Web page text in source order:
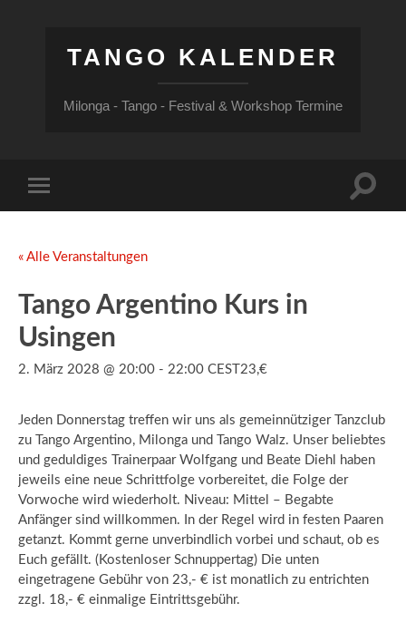
TANGO KALENDER
Milonga - Tango - Festival & Workshop Termine
Menü
« Alle Veranstaltungen
Tango Argentino Kurs in
Usingen
2. März 2028 @ 20:00 - 22:00 CEST 23,€
Jeden Donnerstag treffen wir uns als gemeinnütziger Tanzclub
zu Tango Argentino, Milonga und Tango Walz. Unser beliebtes
und geduldiges Trainerpaar Wolfgang und Beate Diehl haben
jeweils eine neue Schrittfolge vorbereitet, die Folge der
Vorwoche wird wiederholt. Niveau: Mittel – Begabte
Anfänger sind willkommen. In der Regel wird in festen Paaren
getanzt. Kommt gerne unverbindlich vorbei und schaut, ob es
Euch gefällt. (Kostenloser Schnuppertag) Die unten
eingetragene Gebühr von 23,- € ist monatlich zu entrichten
zzgl. 18,- € einmalige Eintrittsgebühr.